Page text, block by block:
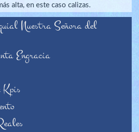
alta, en este caso calizas.
Nuestra Señora del
Engracia